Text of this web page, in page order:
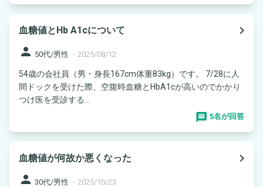
血糖値とHb A1cについて
navigate_next
person 50代/男性 - 2025/08/12
54歳の会社員（男・身長167cm体重83kg）です。 7/28に人
間ドックを受けた際、空腹時血糖とHbA1cが高いのでかかり
つけ医を受診する...
5名が回答
血糖値が何故か悪くなった
navigate_next
person 30代/男性 - 2025/10/23